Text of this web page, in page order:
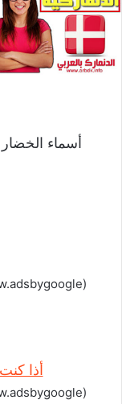
أسماء الخضار
(adsbygoogle = window.adsbygoogle || []).push({});
أذا
(adsbygoogle = window.adsbygoogle || []).push({});